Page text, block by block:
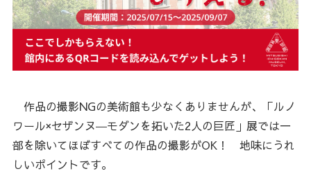
作品の撮影NGの美術館も少なくありませんが、「ルノ
ワール×セザンヌ―モダンを拓いた2人の巨匠」展では一
部を除いてほぼすべての作品の撮影がOK！ 地味にうれ
しいポイントです。